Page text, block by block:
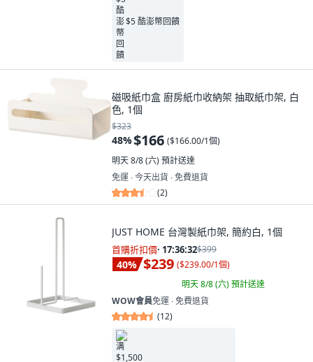
$5 酷澎幣回饋
磁吸紙巾盒 廚房紙巾收納架 抽取紙巾架, 白
色, 1個
$323
48%$166 ($166.00/1個)
明天 8/8 (六) 預計送達
免運 ∙ 今天出貨 ∙ 免費退貨
(2)
JUST HOME 台灣製紙巾架, 簡約白, 1個
首購折扣價· 17:36:31$399
40% $239 ($239.00/1個)
明天 8/8 (六)預計送達
WOW會員免運 ∙ 免費退貨
(12)